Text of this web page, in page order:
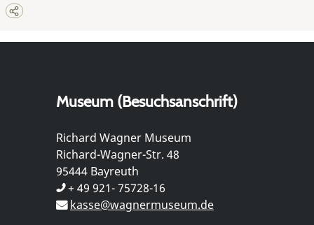
Museum (Besuchsanschrift)
Richard Wagner Museum
Richard-Wagner-Str. 48
95444 Bayreuth
+ 49 921- 75728-16
kasse@wagnermuseum.de